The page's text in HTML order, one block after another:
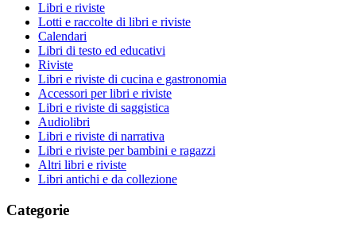
Libri e riviste
Lotti e raccolte di libri e riviste
Calendari
Libri di testo ed educativi
Riviste
Libri e riviste di cucina e gastronomia
Accessori per libri e riviste
Libri e riviste di saggistica
Audiolibri
Libri e riviste di narrativa
Libri e riviste per bambini e ragazzi
Altri libri e riviste
Libri antichi e da collezione
Categorie